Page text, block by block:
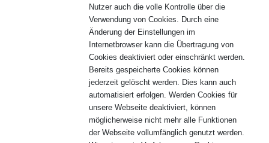
Nutzer auch die volle Kontrolle über die
Verwendung von Cookies. Durch eine
Änderung der Einstellungen im
Internetbrowser kann die Übertragung von
Cookies deaktiviert oder einschränkt werden.
Bereits gespeicherte Cookies können
jederzeit gelöscht werden. Dies kann auch
automatisiert erfolgen. Werden Cookies für
unsere Webseite deaktiviert, können
möglicherweise nicht mehr alle Funktionen
der Webseite vollumfänglich genutzt werden.